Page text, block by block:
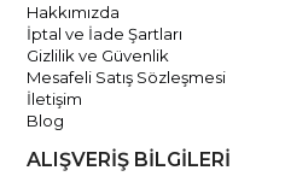
Hakkımızda
İptal ve İade Şartları
Gizlilik ve Güvenlik
Mesafeli Satış Sözleşmesi
İletişim
Blog
ALIŞVERİŞ BİLGİLERİ